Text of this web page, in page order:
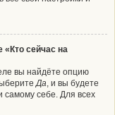
«Кто сейчас на
вы найдёте опцию
Да, и вы будете
самому себе. Для всех